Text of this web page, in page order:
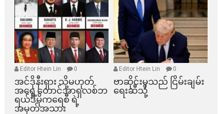
Editor Htein Lin 0
အင်ဒိုနီးရှား သို့မဟုတ်
အရှေ့တောင်အာရှလစ်ဘ
ရယ်ဒီမိုကရေစီ ရဲ့
အမှတ်အသား
Editor Htein Lin 0
ဗာဆိုင်းမှသည် ငြိမ်းချမ်း
ရေးဆီသို့